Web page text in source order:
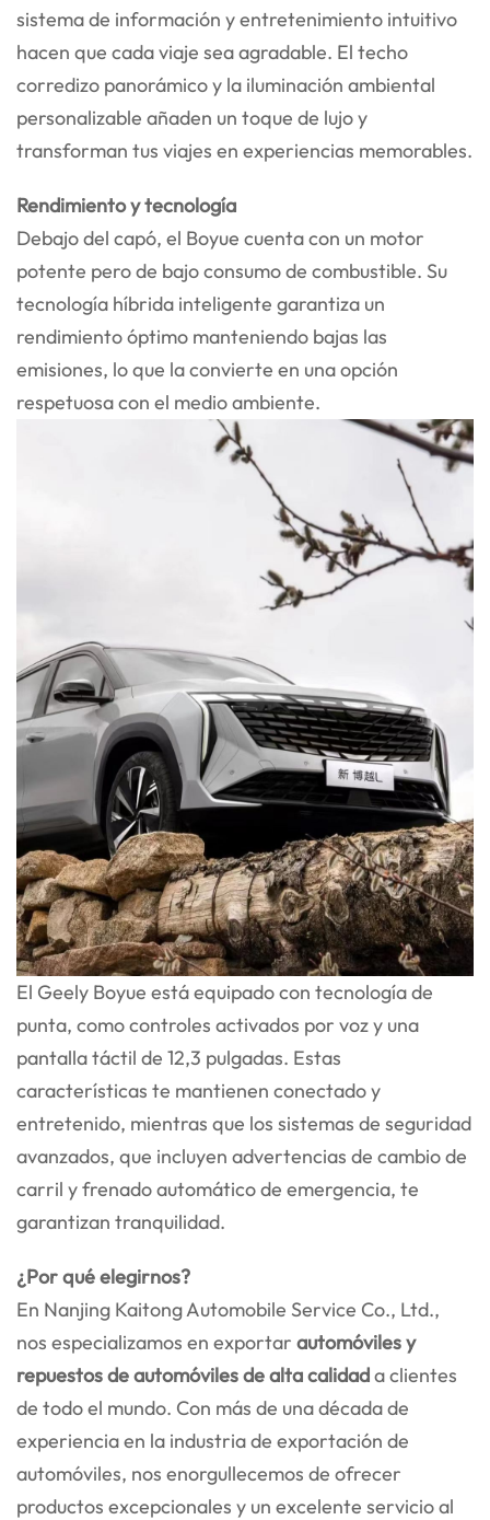
sistema de información y entretenimiento intuitivo
hacen que cada viaje sea agradable. El techo
corredizo panorámico y la iluminación ambiental
personalizable añaden un toque de lujo y
transforman tus viajes en experiencias memorables.
Rendimiento y tecnología
Debajo del capó, el Boyue cuenta con un motor
potente pero de bajo consumo de combustible. Su
tecnología híbrida inteligente garantiza un
rendimiento óptimo manteniendo bajas las
emisiones, lo que la convierte en una opción
respetuosa con el medio ambiente.
El Geely Boyue está equipado con tecnología de
punta, como controles activados por voz y una
pantalla táctil de 12,3 pulgadas. Estas
características te mantienen conectado y
entretenido, mientras que los sistemas de seguridad
avanzados, que incluyen advertencias de cambio de
carril y frenado automático de emergencia, te
garantizan tranquilidad.
¿Por qué elegirnos?
En Nanjing Kaitong Automobile Service Co., Ltd.,
nos especializamos en exportar automóviles y
repuestos de automóviles de alta calidada clientes
de todo el mundo. Con más de una década de
experiencia en la industria de exportación de
automóviles, nos enorgullecemos de ofrecer
productos excepcionales y un excelente servicio al